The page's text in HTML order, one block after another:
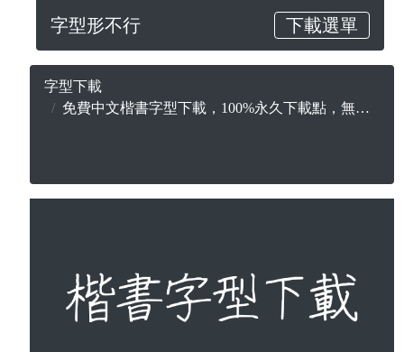
字型形不行 下載選單
字型下載
免費中文楷書字型下載，100%永久下載點，無版權合法可商用